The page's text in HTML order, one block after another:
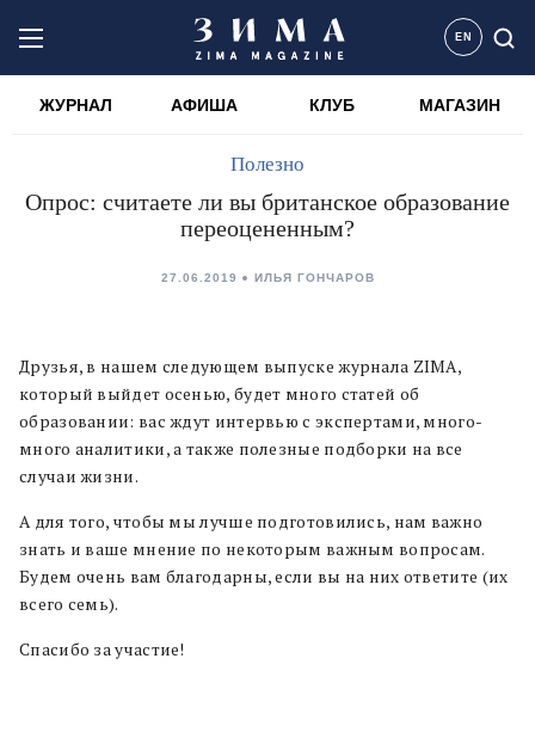
EN
ЖУРНАЛ АФИША КЛУБ МАГАЗИН
Полезно
Опрос: считаете ли вы британское образование
переоцененным?
27.06.2019 ИЛЬЯ ГОНЧАРОВ
Друзья, в нашем следующем выпуске журнала ZIMA,
который выйдет осенью, будет много статей об
образовании: вас ждут интервью с экспертами, много-
много аналитики, а также полезные подборки на все
случаи жизни.
А для того, чтобы мы лучше подготовились, нам важно
знать и ваше мнение по некоторым важным вопросам.
Будем очень вам благодарны, если вы на них ответите (их
всего семь).
Спасибо за участие!